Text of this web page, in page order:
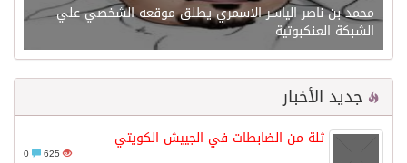
محمد بن ناصر الياسر الاسمري يطلق موقعه الشخصي علي
الشبكة العنكبوتية
جديد الأخبار
ثلة من الضابطات في الجييش الكويتي
625